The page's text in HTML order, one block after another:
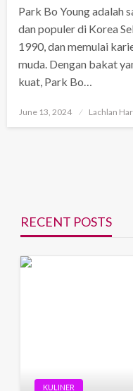
Park Bo Young adalah
dan populer di Korea
1990, dan memulai
muda. Dengan bakat
kuat, Park Bo…
Posted
June 13, 2024 Lachlan
RECENT POSTS
KULINER